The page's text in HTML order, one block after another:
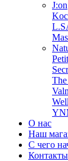
J:on
О нас
Наш
С чего
Контакты